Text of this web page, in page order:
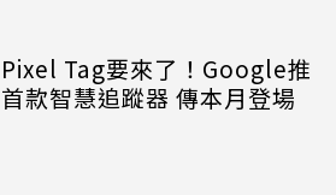
Pixel Tag要來了！Google推
首款智慧追蹤器 傳本月登場